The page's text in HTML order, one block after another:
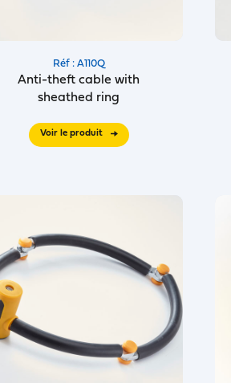
Réf : A110Q
Anti-theft cable with
sheathed ring
Voir le produit